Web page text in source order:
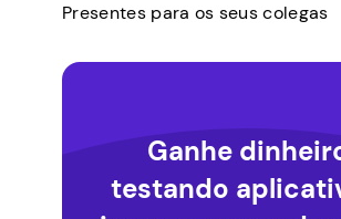
Presentes para os seus colegas
Ganhe
testando